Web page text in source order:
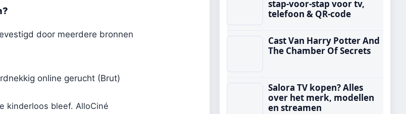
door meerdere bronnen
online gerucht (Brut)
kinderloos bleef. AlloCiné
stap-voor-stap voor tv,
telefoon & QR-code
Cast Van Harry Potter And
The Chamber Of Secrets
Salora TV kopen? Alles
over het merk, modellen
en streamen